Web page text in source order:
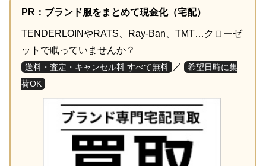
PR：ブランド服をまとめて現金化（宅配）
TENDERLOINやRATS、Ray-Ban、TMT…クローゼ
ットで眠っていませんか？
送料・査定・キャンセル料 すべて無料 ／
希望日時に集
荷OK